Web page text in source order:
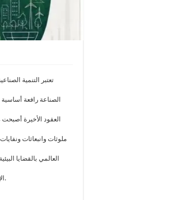
تعتبر التنمية
الصناعة رافعة أساسية
العقود الأخيرة
ملوثات وانبعاثات
العالمي بالقضايا
الإنتاج الكمي غير المستدام واستبداله بنموذج يوازن بين الكفاءة الاقتصادية والاستدامة البيئية.